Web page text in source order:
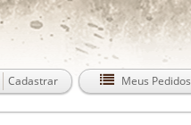
Cadastrar Meus Pedidos